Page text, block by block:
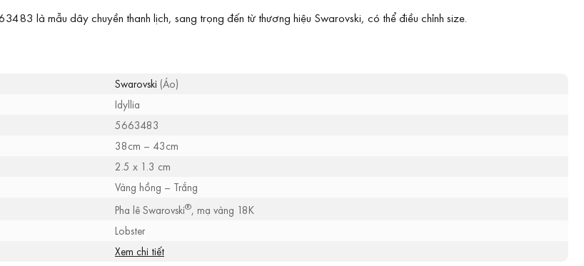
là mẫu dây chuyền thanh lịch, sang trọng đến từ thương hiệu Swarovski, có thể điều chỉnh size.
Swarovski (Áo)
Idyllia
5663483
38cm – 43cm
2.5 x 1.3 cm
Vàng hồng – Trắng
Pha lê Swarovski®, mạ vàng 18K
Lobster
Xem chi tiết